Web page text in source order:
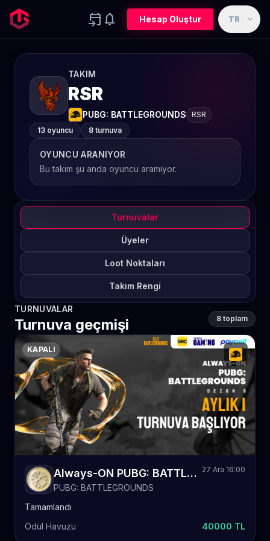
event_upcoming notifications Hesap Oluştur TR expand_more
TAKIM
RSR
PUBG: BATTLEGROUNDS
RSR
13 oyuncu
8 turnuva
OYUNCU ARANIYOR
Bu takım şu anda oyuncu aramıyor.
Turnuvalar
Üyeler
Loot Noktaları
Takım Rengi
TURNUVALAR
Turnuva geçmişi 8 toplam
KAPALI
Always-ON PUBG: BATTLEGROUNDS Sezon 6 Aylık
PUBG: BATTLEGROUNDS
27 Ara 16:00
Tamamlandı
Ödül Havuzu
40000 TL